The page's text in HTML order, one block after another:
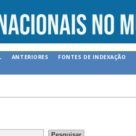
ANTERIORES FONTES DE INDEXAÇÃO